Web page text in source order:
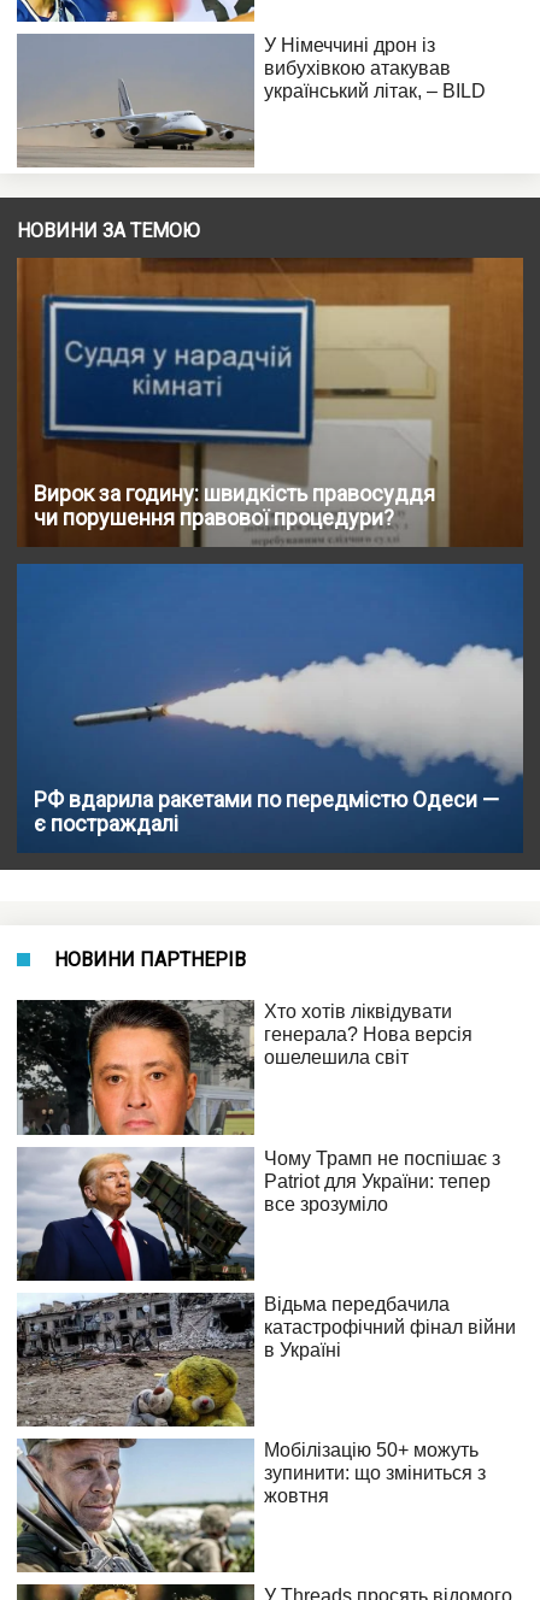
НОВИНИ ЗА ТЕМОЮ
Вирок за годину: швидкість правосуддя
чи порушення правової процедури?
РФ вдарила ракетами по передмістю Одеси —
є постраждалі
НОВИНИ ПАРТНЕРІВ